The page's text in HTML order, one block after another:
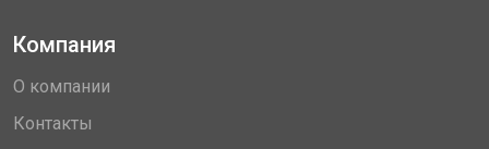
Компания
О компании
Контакты